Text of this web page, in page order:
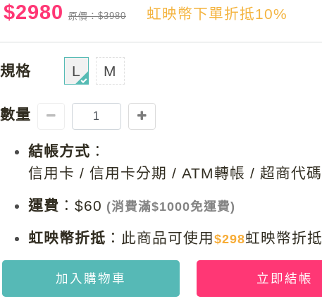
$2980 原價：$3980 虹映幣下單折抵10%
規格 L M
數量
結帳方式 ：
信用卡 / 信用卡分期 / ATM轉帳 / 超商代碼
運費 ： $60 (消費滿$1000免運費)
虹映幣折抵 ： 此商品可使用 $298虹映幣折抵
加入購物車 立即結帳